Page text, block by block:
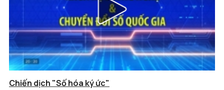
Chiến dịch "Số hóa ký ức"